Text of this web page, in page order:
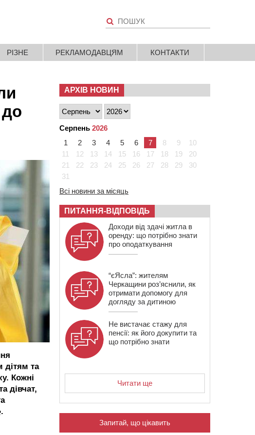
РІЗНЕ РЕКЛАМОДАВЦЯМ КОНТАКТИ
дітям та
Кожні
дівчат,
.
АРХІВ НОВИН
Серпень 2026
1
2 3 4 5 6 7 8 9
10
11
12 13 14 15 16 17 18 19
20
21
22 23 24 25 26 27 28 29
30
31
Всі новини за місяць
ПИТАННЯ-ВІДПОВІДЬ
Доходи від здачі житла в
оренду: що потрібно знати
про оподаткування
“єЯсла”: жителям
Черкащини роз’яснили, як
отримати допомогу для
догляду за дитиною
Не вистачає стажу для
пенсії: як його докупити та
що потрібно знати
Читати ще
Запитай, що цікавить